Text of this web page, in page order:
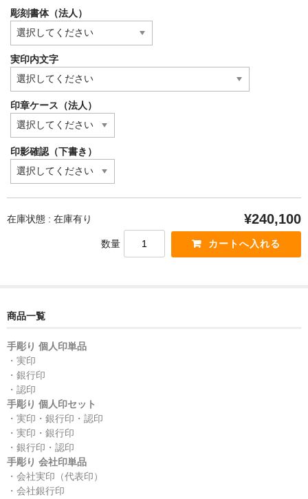
彫刻書体（法人）
実印内文字
印章ケース（法人）
印影確認（下書き）
在庫状態 : 在庫有り ¥240,100
数量
商品一覧
手彫り 個人印単品
・実印
・銀行印
・認印
手彫り 個人印セット
・実印・銀行印・認印
・実印・銀行印
・銀行印・認印
手彫り 会社印単品
・会社実印（代表印）
・会社銀行印